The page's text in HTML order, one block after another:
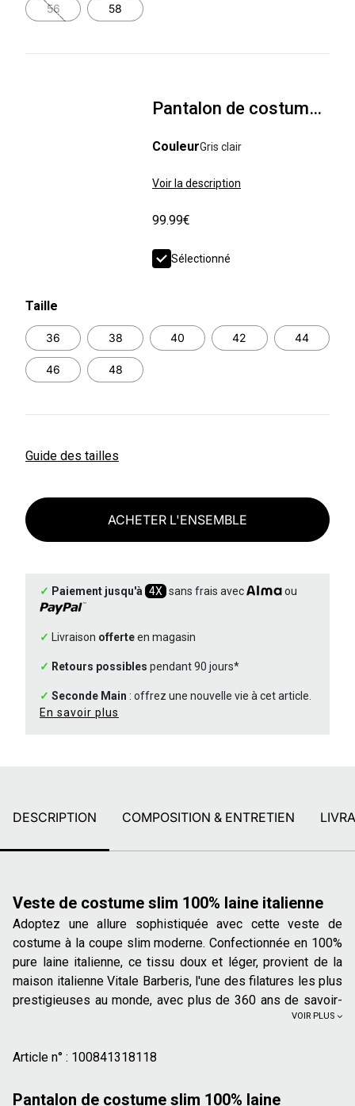
56 58
Pantalon de costume slim 100% laine italienne
CouleurGris clair
Voir la description
99.99€
Sélectionné
Taille
36 38 40 42 44
46 48
Guide des tailles
ACHETER L'ENSEMBLE
✓ Paiement jusqu'à 4X sans frais avec ou
✓ Livraison offerteen magasin
✓ Retours possibles pendant 90 jours*
✓ Seconde Main : offrez une nouvelle vie à cet article.
En savoir plus
DESCRIPTION COMPOSITION & ENTRETIEN
Veste de costume slim 100% laine italienne
Adoptez une allure sophistiquée avec cette veste de
costume à la coupe slim moderne. Confectionnée en 100%
pure laine italienne, ce tissu doux et léger, provient de la
maison italienne Vitale Barberis, l'une des filatures les plus
prestigieuses au monde, avec plus de 360 ans de savoir-
faire. Cette veste structure votre silhouette avec une
points sellier, idéal à porter toute l'année.
VOIR PLUS
Article n° : 100841318118
Pantalon de costume slim 100% laine